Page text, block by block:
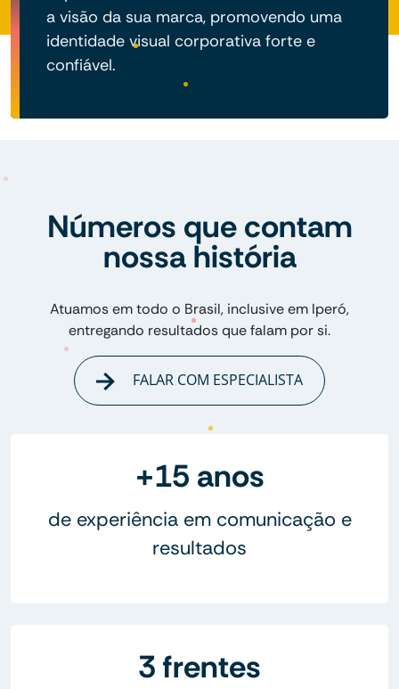
a visão da sua marca, promovendo uma
identidade visual corporativa forte e
confiável.
Números que contam
nossa história
Atuamos em todo o Brasil, inclusive em Iperó,
entregando resultados que falam por si.
FALAR COM ESPECIALISTA
+15 anos
de experiência em comunicação e
resultados
3 frentes